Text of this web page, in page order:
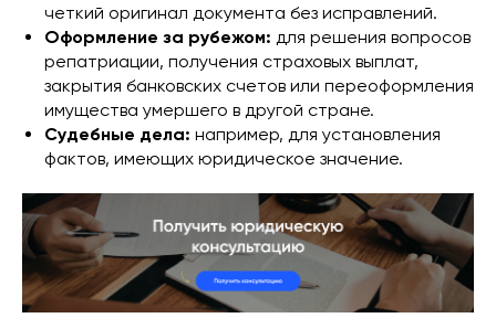
четкий оригинал документа без исправлений.
Оформление за рубежом: для решения вопросов
репатриации, получения страховых выплат,
закрытия банковских счетов или переоформления
имущества умершего в другой стране.
Судебные дела: например, для установления
фактов, имеющих юридическое значение.